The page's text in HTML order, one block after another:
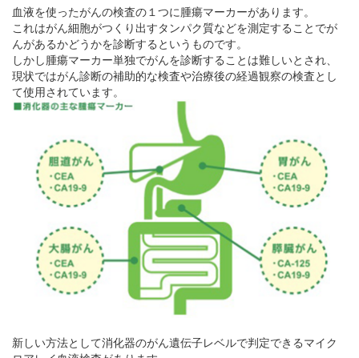
血液を使ったがんの検査の１つに腫瘍マーカーがあります。
これはがん細胞がつくり出すタンパク質などを測定することでが
んがあるかどうかを診断するというものです。
しかし腫瘍マーカー単独でがんを診断することは難しいとされ、
現状ではがん診断の補助的な検査や治療後の経過観察の検査とし
て使用されています。
新しい方法として消化器のがん遺伝子レベルで判定できるマイク